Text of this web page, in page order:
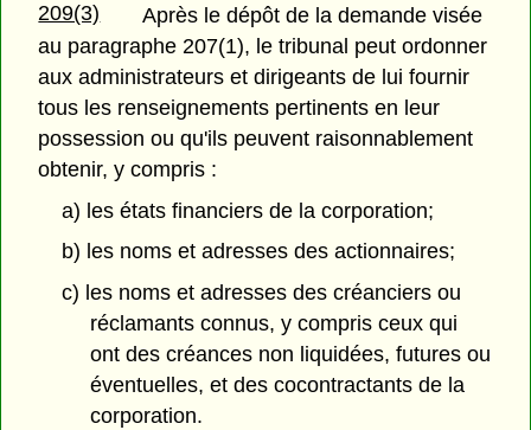
209(3)
Après le dépôt de la demande visée
au paragraphe 207(1), le tribunal peut ordonner
aux administrateurs et dirigeants de lui fournir
tous les renseignements pertinents en leur
possession ou qu'ils peuvent raisonnablement
obtenir, y compris :
a) les états financiers de la corporation;
b) les noms et adresses des actionnaires;
c) les noms et adresses des créanciers ou
réclamants connus, y compris ceux qui
ont des créances non liquidées, futures ou
éventuelles, et des cocontractants de la
corporation.